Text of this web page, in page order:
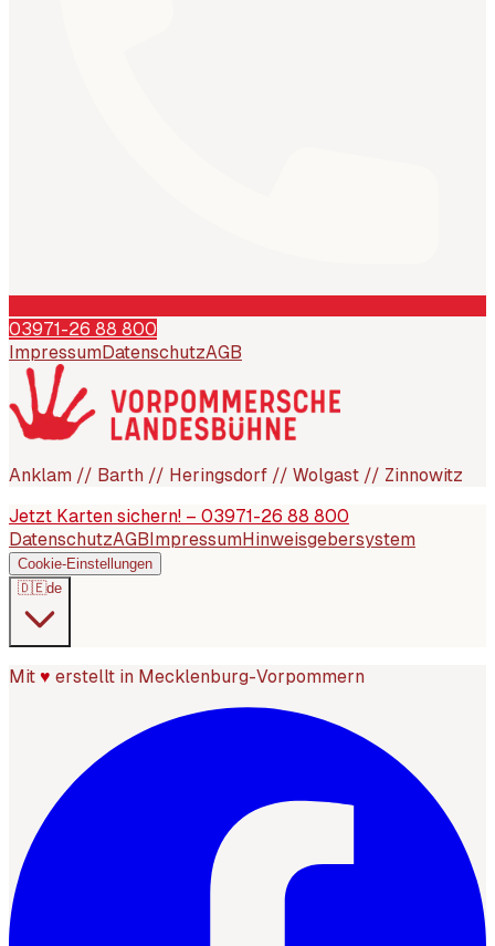
03971-26 88 800
Impressum DatenschutzAGB
Anklam // Barth // Heringsdorf // Wolgast // Zinnowitz
Jetzt Karten sichern! – 03971-26 88 800
DatenschutzAGB ImpressumHinweisgebersystem
Cookie-Einstellungen
🇩🇪de
Mit ♥ erstellt in Mecklenburg-Vorpommern